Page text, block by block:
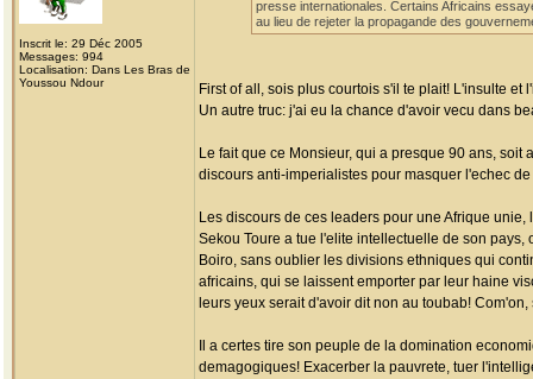
Inscrit le: 29 Déc 2005
Messages: 994
Localisation: Dans Les Bras de
Youssou Ndour
presse internationales. Certains Africains
au lieu de rejeter la propagande des
First of all, sois plus courtois s'il te plait! L'insulte
Un autre truc: j'ai eu la chance d'avoir vecu dans
Le fait que ce Monsieur, qui a presque 90 ans,
discours anti-imperialistes pour masquer l'echec
Les discours de ces leaders pour une Afrique
Sekou Toure a tue l'elite intellectuelle de son
Boiro, sans oublier les divisions ethniques qui
africains, qui se laissent emporter par leur haine
leurs yeux serait d'avoir dit non au toubab!
Il a certes tire son peuple de la domination
demagogiques! Exacerber la pauvrete, tuer